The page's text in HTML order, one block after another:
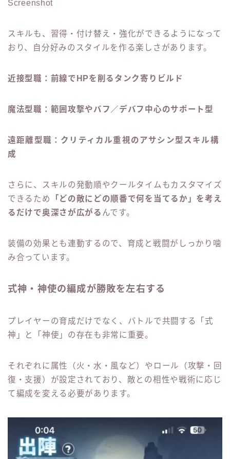
Screenshot
スキルも、習得・付け替え・強化ができるようになって
おり、自分好みのスタイルを作る楽しさがあります。
近接型職：前線でHPを削るタンク寄りビルド
魔法型職：範囲攻撃やバフ／デバフ中心のサポート型
遠距離型職：クリティカル重視のアサシン型スキル構
成
さらに、スキルの発動順やクールタイムもカスタマイズ
できるため
「どの敵にどの順番で何を当てるか」を考え
るだけで奥深さが広がる んです。
装備の効果とも連動するので、育成と戦闘がしっかり噛
み合っています。
式神・神使の編成が勝敗を左右する
プレイヤーの育成だけでなく、バトルで共闘する「式
神」と「神使」の存在も非常に重要。
それぞれに属性（火・水・風など）やロール（攻撃・回
復・支援）が設定されており、敵との相性や戦術に応じ
て編成を変える必要があります。